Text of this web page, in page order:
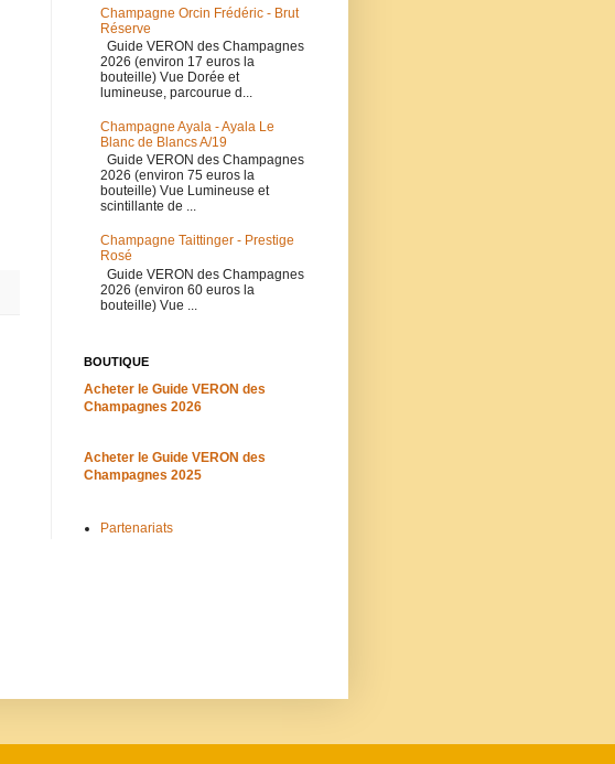
Champagne Orcin Frédéric - Brut
Réserve
Guide VERON des Champagnes
2026 (environ 17 euros la
bouteille) Vue Dorée et
lumineuse, parcourue d...
Champagne Ayala - Ayala Le
Blanc de Blancs A/19
Guide VERON des Champagnes
2026 (environ 75 euros la
bouteille) Vue Lumineuse et
scintillante de ...
Champagne Taittinger - Prestige
Rosé
Guide VERON des Champagnes
2026 (environ 60 euros la
bouteille) Vue ...
BOUTIQUE
Acheter le Guide VERON des
Champagnes 2026
Acheter le Guide VERON des
Champagnes 2025
Partenariats